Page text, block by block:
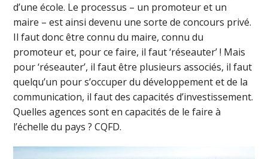
d’une école. Le processus – un promoteur et un
maire – est ainsi devenu une sorte de concours privé.
Il faut donc être connu du maire, connu du
promoteur et, pour ce faire, il faut ‘réseauter’ ! Mais
pour ‘réseauter’, il faut être plusieurs associés, il faut
quelqu’un pour s’occuper du développement et de la
communication, il faut des capacités d’investissement.
Quelles agences sont en capacités de le faire à
l’échelle du pays ? CQFD.